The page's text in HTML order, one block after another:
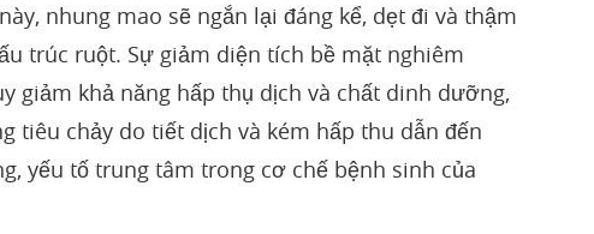
nhung mao sẽ ngắn lại đáng kể, dẹt đi và thậm
trúc ruột. Sự giảm diện tích bề mặt nghiêm
khả năng hấp thụ dịch và chất dinh dưỡng,
tiêu chảy do tiết dịch và kém hấp thu dẫn đến
yếu tố trung tâm trong cơ chế bệnh sinh của